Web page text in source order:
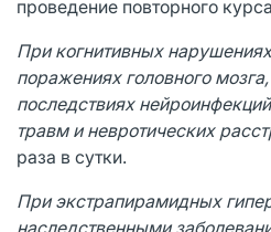
проведение повторного
При когнитивных
поражениях головного
последствиях
травм и невротических
раза в сутки.
При экстрапирамидных
наследственными